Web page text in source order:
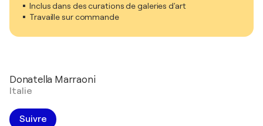
Inclus dans des curations de galeries d'art
Travaille sur commande
Donatella Marraoni
Italie
Suivre